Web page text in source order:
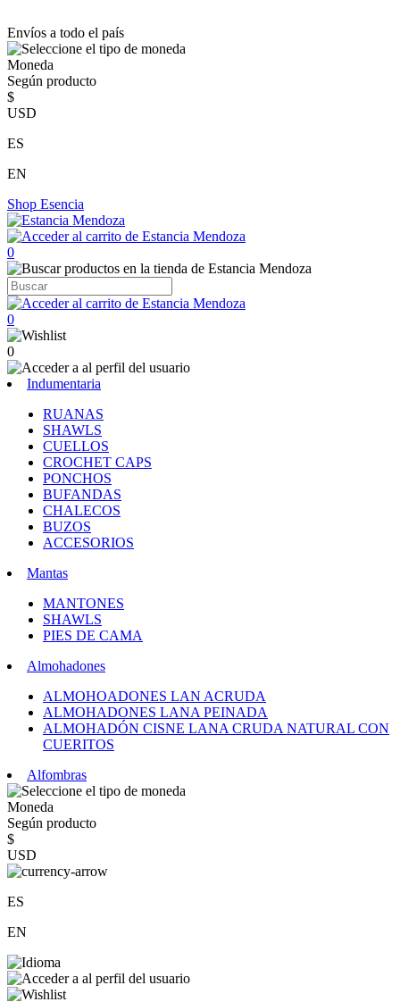
Envíos a todo el país
Moneda
Según producto
$
USD
ES
EN
Shop Esencia
0
0
0
Indumentaria
RUANAS
SHAWLS
CUELLOS
CROCHET CAPS
PONCHOS
BUFANDAS
CHALECOS
BUZOS
ACCESORIOS
Mantas
MANTONES
SHAWLS
PIES DE CAMA
Almohadones
ALMOHOADONES LAN ACRUDA
ALMOHADONES LANA PEINADA
ALMOHADÓN CISNE LANA CRUDA NATURAL CON
CUERITOS
Alfombras
Moneda
Según producto
$
USD
ES
EN